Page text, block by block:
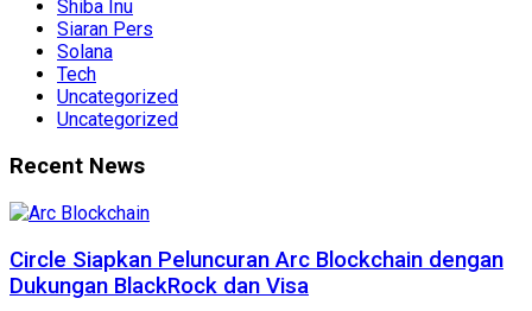
Shiba Inu
Siaran Pers
Solana
Tech
Uncategorized
Uncategorized
Recent News
Circle Siapkan Peluncuran Arc Blockchain dengan
Dukungan BlackRock dan Visa